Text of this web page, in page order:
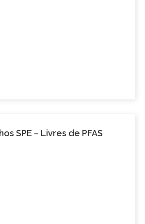
SPE – Livres de PFAS